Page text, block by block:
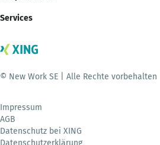
Services
© New Work SE | Alle Rechte vorbehalten
Impressum
AGB
Datenschutz bei XING
Datenschutzerklärung